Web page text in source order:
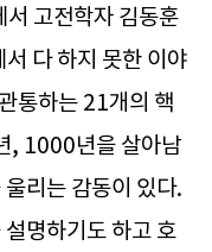
서 고전학자 김동훈
다 하지 못한 이야
통하는 21개의 핵
, 1000년을 살아남
리는 감동이 있다.
명하기도 하고 호